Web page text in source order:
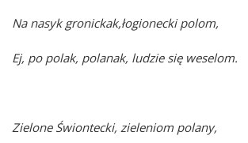
Na nasyk gronickak,łogionecki polom,
Ej, po polak, polanak, ludzie się weselom.
Zielone Świontecki, zieleniom polany,